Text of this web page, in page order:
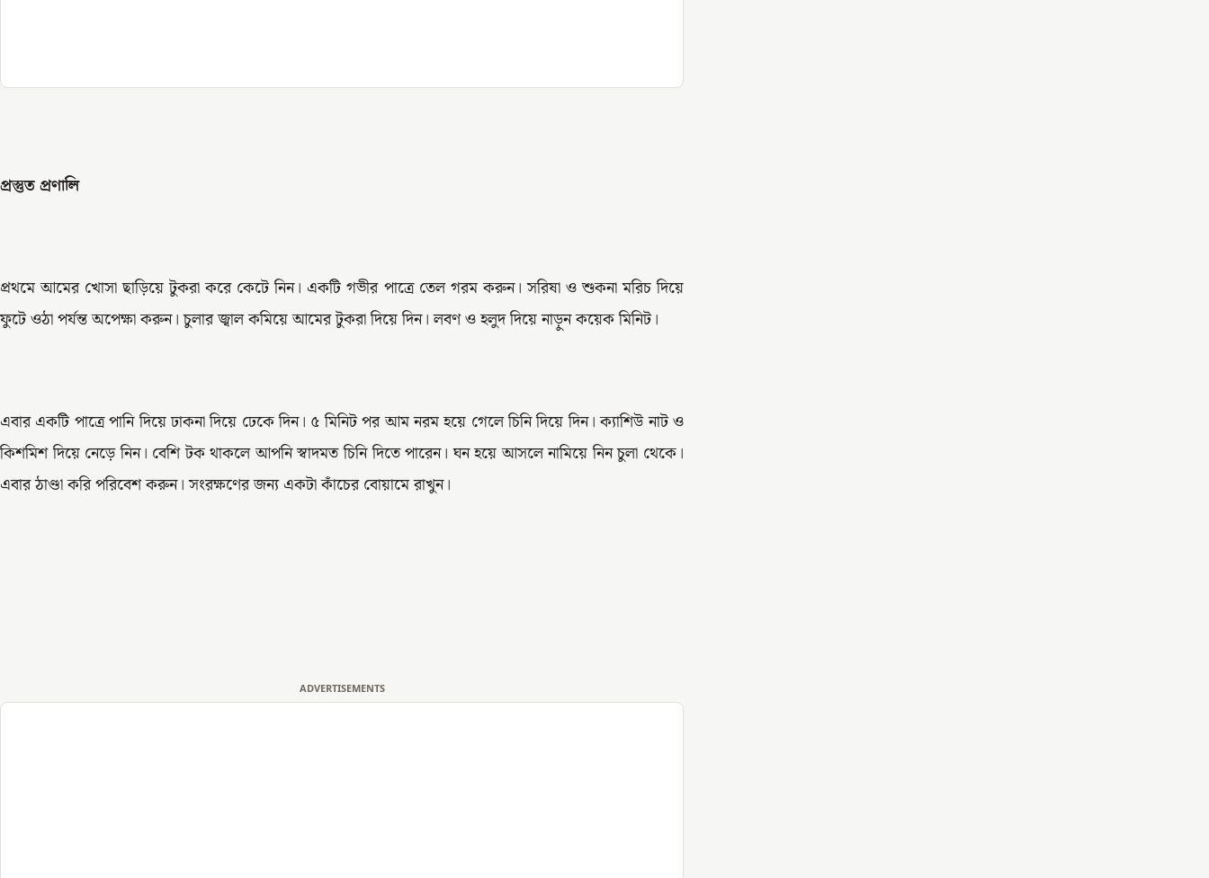
প্রস্তুত প্রণালি
প্রথমে আমের খোসা ছাড়িয়ে টুকরা করে কেটে নিন। একটি গভীর পাত্রে তেল গরম করুন। সরিষা ও শুকনা মরিচ দিয়ে
ফুটে ওঠা পর্যন্ত অপেক্ষা করুন। চুলার জ্বাল কমিয়ে আমের টুকরা দিয়ে দিন। লবণ ও হলুদ দিয়ে নাড়ুন কয়েক মিনিট।
এবার একটি পাত্রে পানি দিয়ে ঢাকনা দিয়ে ঢেকে দিন। ৫ মিনিট পর আম নরম হয়ে গেলে চিনি দিয়ে দিন। ক্যাশিউ নাট ও
কিশমিশ দিয়ে নেড়ে নিন। বেশি টক থাকলে আপনি স্বাদমত চিনি দিতে পারেন। ঘন হয়ে আসলে নামিয়ে নিন চুলা থেকে।
এবার ঠাণ্ডা করি পরিবেশ করুন। সংরক্ষণের জন্য একটা কাঁচের বোয়ামে রাখুন।
ADVERTISEMENTS